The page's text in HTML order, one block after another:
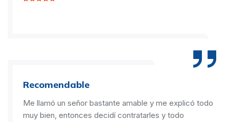
Recomendable
Me llamó un señor bastante amable y me explicó todo
muy bien, entonces decidí contratarles y todo